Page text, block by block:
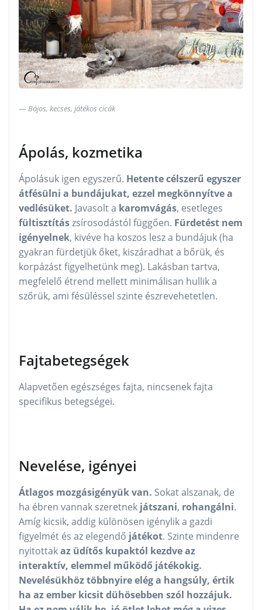
Bájos, kecses, játékos cicák
Ápolás, kozmetika
Ápolásuk igen egyszerű. Hetente célszerű egyszer
átfésülni a bundájukat, ezzel megkönnyítve a
vedlésüket. Javasolt a karomvágás, esetleges
fültisztítászsírosodástól függően. Fürdetést nem
igényelnek, kivéve ha koszos lesz a bundájuk (ha
gyakran fürdetjük őket, kiszáradhat a bőrük, és
korpázást figyelhetünk meg). Lakásban tartva,
megfelelő étrend mellett minimálisan hullik a
szőrük, ami fésüléssel szinte észrevehetetlen.
Fajtabetegségek
Alapvetően egészséges fajta, nincsenek fajta
specifikus betegségei.
Nevelése, igényei
Átlagos mozgásigényük van. Sokat alszanak, de
ha ébren vannak szeretnek játszani, rohangálni.
Amíg kicsik, addig különösen igénylik a gazdi
figyelmét és az elegendő játékot. Szinte mindenre
nyitottakaz üdítős kupaktól kezdve az
interaktív, elemmel működő játékokig.
Nevelésükhöz többnyire elég a hangsúly, értik
ha az ember kicsit dühösebben szól hozzájuk.